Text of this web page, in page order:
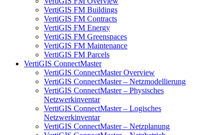
VertiGIS FM Buildings
VertiGIS FM Contracts
VertiGIS FM Energy
VertiGIS FM Greenspaces
VertiGIS FM Maintenance
VertiGIS FM Parcels
VertiGIS ConnectMaster
VertiGIS ConnectMaster Overview
VertiGIS ConnectMaster – Netzmodellierung
VertiGIS ConnectMaster – Physisches
Netzwerkinventar
VertiGIS ConnectMaster – Logisches
Netzwerkinventar
VertiGIS ConnectMaster – Netzplanung